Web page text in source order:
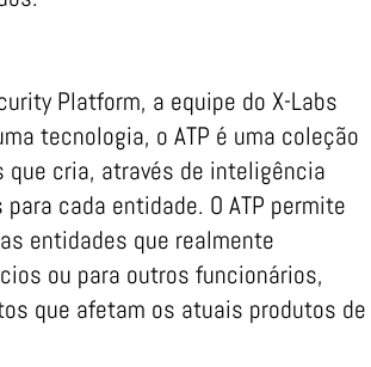
Platform, a equipe do X-Labs
tecnologia, o ATP é uma coleção
cria, através de inteligência
cada entidade. O ATP permite
entidades que realmente
ou para outros funcionários,
que afetam os atuais produtos de